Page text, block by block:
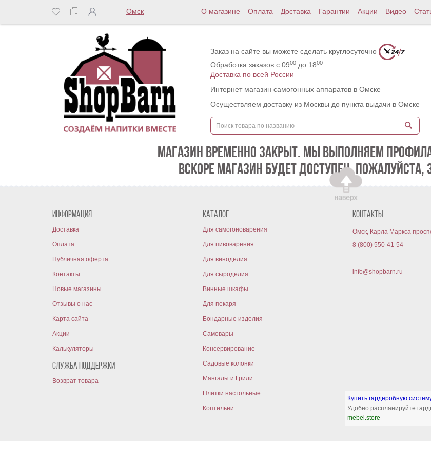
Омск О магазине Оплата Доставка Гарантии Акции Видео
Заказ на сайте вы можете сделать круглосуточно
Обработка заказов с 0900до 1800
Доставка по всей России
Интернет магазин самогонных аппаратов в Омске
Осуществляем доставку из Москвы до пункта выдачи в Омске
МАГАЗИН ВРЕМЕННО ЗАКРЫТ. МЫ ВЫПОЛНЯЕМ
ВСКОРЕ МАГАЗИН БУДЕТ ДОСТУПЕН. ПОЖАЛУЙСТА,
Информация
Доставка
Оплата
Публичная оферта
Контакты
Новые магазины
Отзывы о нас
Карта сайта
Акции
Калькуляторы
Служба поддержки
Возврат товара
Каталог
Для самогоноварения
Для пивоварения
Для виноделия
Для сыроделия
Винные шкафы
Для пекаря
Бондарные изделия
Самовары
Консервирование
Садовые колонки
Мангалы и Грили
Плитки настольные
Коптильни
Контакты
Омск, Карла Маркса
8 (800) 550-41-54
info@shopbarn.ru
Купить гардеробную
Удобно распланируйте
mebel.store